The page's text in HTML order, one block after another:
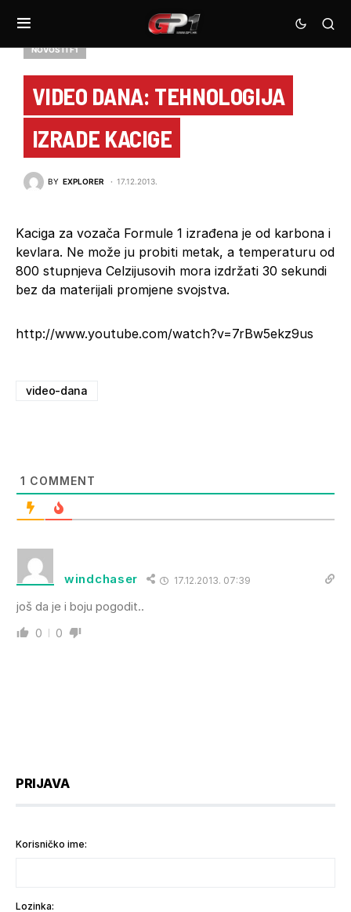
NOVOSTI F1
VIDEO DANA: TEHNOLOGIJA
IZRADE KACIGE
BY EXPLORER 17.12.2013.
Kaciga za vozača Formule 1 izrađena je od karbona i
kevlara. Ne može ju probiti metak, a temperaturu od
800 stupnjeva Celzijusovih mora izdržati 30 sekundi
bez da materijali promjene svojstva.
http://www.youtube.com/watch?v=7rBw5ekz9us
video-dana
1 COMMENT
windchaser 17.12.2013. 07:39
još da je i boju pogodit..
0 0
PRIJAVA
Korisničko ime:
Lozinka: